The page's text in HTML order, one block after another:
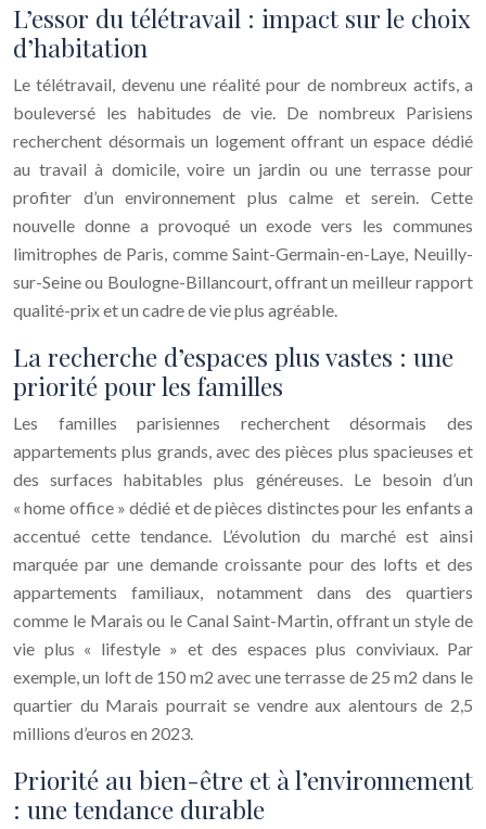
L’essor du télétravail : impact sur le choix
d’habitation
Le télétravail, devenu une réalité pour de nombreux actifs, a
bouleversé les habitudes de vie. De nombreux Parisiens
recherchent désormais un logement offrant un espace dédié
au travail à domicile, voire un jardin ou une terrasse pour
profiter d’un environnement plus calme et serein. Cette
nouvelle donne a provoqué un exode vers les communes
limitrophes de Paris, comme Saint-Germain-en-Laye, Neuilly-
sur-Seine ou Boulogne-Billancourt, offrant un meilleur rapport
qualité-prix et un cadre de vie plus agréable.
La recherche d’espaces plus vastes : une
priorité pour les familles
Les familles parisiennes recherchent désormais des
appartements plus grands, avec des pièces plus spacieuses et
des surfaces habitables plus généreuses. Le besoin d’un
« home office » dédié et de pièces distinctes pour les enfants a
accentué cette tendance. L’évolution du marché est ainsi
marquée par une demande croissante pour des lofts et des
appartements familiaux, notamment dans des quartiers
comme le Marais ou le Canal Saint-Martin, offrant un style de
vie plus « lifestyle » et des espaces plus conviviaux. Par
exemple, un loft de 150 m2 avec une terrasse de 25 m2 dans le
quartier du Marais pourrait se vendre aux alentours de 2,5
millions d’euros en 2023.
Priorité au bien-être et à l’environnement
: une tendance durable